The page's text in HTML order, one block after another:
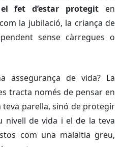
fet d’estar protegit en
la jubilació, la criança de
sense càrregues o
assegurança de vida? La
tracta només de pensar en
parella, sinó de protegir
nivell de vida i el de la teva
com una malaltia greu,